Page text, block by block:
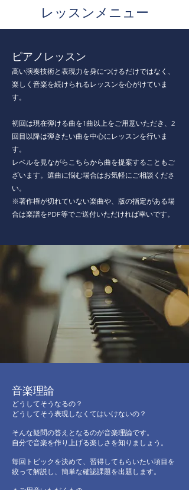
​レッスンメニュー
​ピアノレッスン
高い演奏技術と表現力を身につけるだけではなく、
楽しく音楽を続けられるレッスンを心がけていま
す。​
初回は現在弾ける曲を1曲以上をご用意いただき、2
回目以降は弾きたい曲を中心にレッスンを行いま
す。
レベルを見ながらこちらから曲を提案することもご
ざいます。選曲に悩む場合はお気軽にご相談くださ
い。
※著作権が切れていない楽曲や、版の指定がある場
合は楽譜をPDF等でご送付いただければ幸いです。
​音楽理論
どうしてそうなるの？
どうしてそう表現しなくてはいけないの？
そんな疑問の答えとなるのが音楽理論です。
自分で音楽を作り上げる楽しさを知りましょう。
毎回トピックを決めて、習得してもらいたい項目を
絞って解説し、簡単な確認課題を出題します。